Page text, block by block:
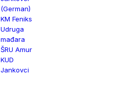
(German)
KM Feniks
Udruga
mađara
ŠRU Amur
KUD
Jankovci